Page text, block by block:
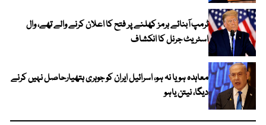
ٹرمپ آبنائے ہرمز کھلنے پر فتح کا اعلان کرنے والے تھے، وال
اسٹریٹ جرنل کا انکشاف
معاہدہ ہو یا نہ ہو، اسرائیل ایران کو جوہری ہتھیارحاصل نہیں کرنے
دیگا، نیتن یاہو